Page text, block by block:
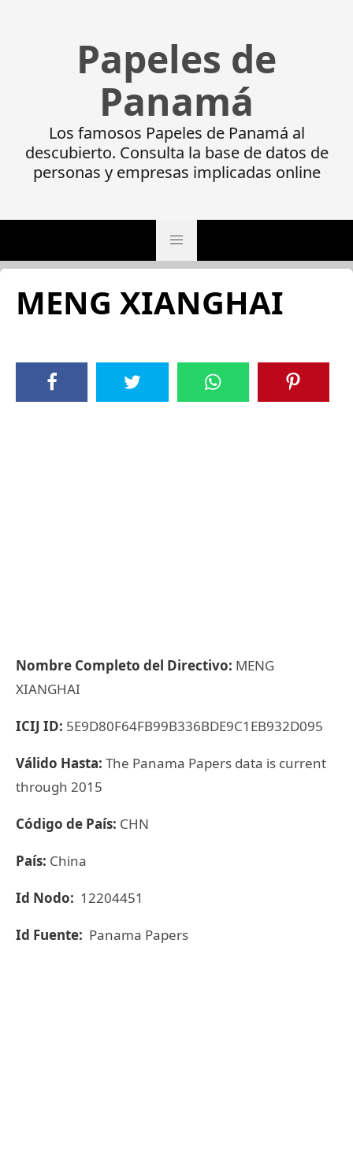
Papeles de
Panamá
Los famosos Papeles de Panamá al
descubierto. Consulta la base de datos de
personas y empresas implicadas online
MENG XIANGHAI
Nombre Completo del Directivo: MENG
XIANGHAI
ICIJ ID: 5E9D80F64FB99B336BDE9C1EB932D095
Válido Hasta: The Panama Papers data is current
through 2015
Código de País: CHN
País: China
Id Nodo: 12204451
Id Fuente: Panama Papers